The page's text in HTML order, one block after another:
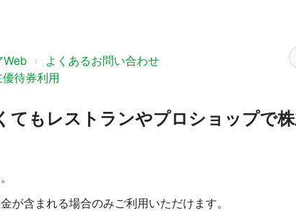
よくあるお問い合わせ
待券利用
てもレストランやプロショップで
が含まれる場合のみご利用いただけます。